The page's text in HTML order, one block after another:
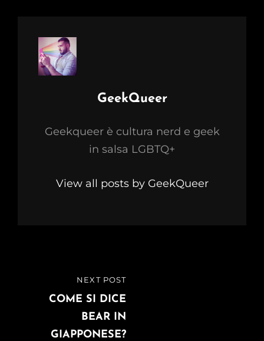
Author:
GeekQueer
Geekqueer è cultura nerd e geek
in salsa LGBTQ+
View all posts by GeekQueer
Navigazione
articoli
POST
NEXT POST
COME SI DICE
BEAR IN
GIAPPONESE?